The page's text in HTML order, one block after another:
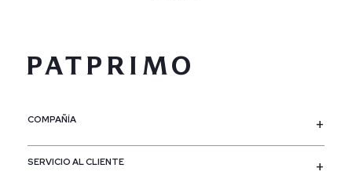
COMPAÑÍA
SERVICIO AL CLIENTE